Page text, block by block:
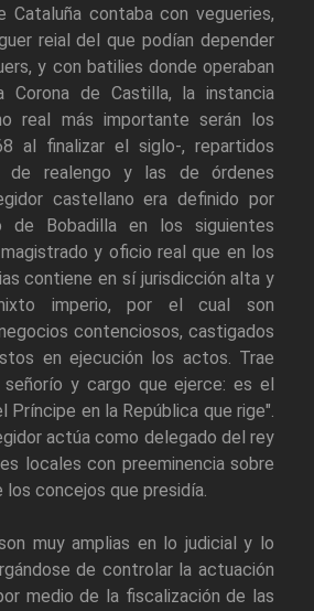
Cataluña contaba con vegueries,
reial del que podían depender
y con batilies donde operaban
Corona de Castilla, la instancia
real más importante serán los
al finalizar el siglo-, repartidos
de realengo y las de órdenes
castellano era definido por
de Bobadilla en los siguientes
magistrado y oficio real que en los
contiene en sí jurisdicción alta y
imperio, por el cual son
contenciosos, castigados
en ejecución los actos. Trae
y cargo que ejerce: es el
Príncipe en la República que rige".
actúa como delegado del rey
locales con preeminencia sobre
los concejos que presidía.
muy amplias en lo judicial y lo
de controlar la actuación
medio de la fiscalización de las